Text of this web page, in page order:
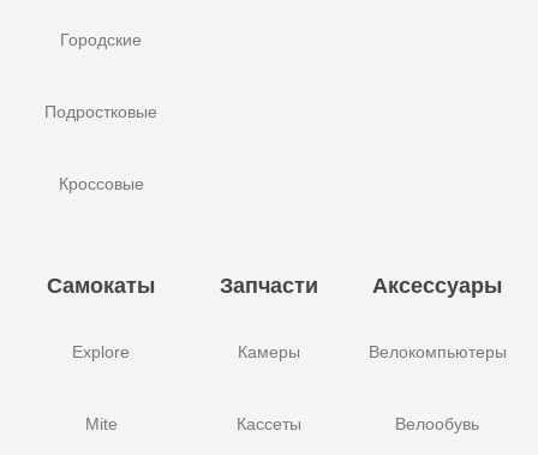
Городские
Подростковые
Кроссовые
Самокаты
Explore
Mite
Запчасти
Камеры
Кассеты
Аксессуары
Велокомпьютеры
Велообувь